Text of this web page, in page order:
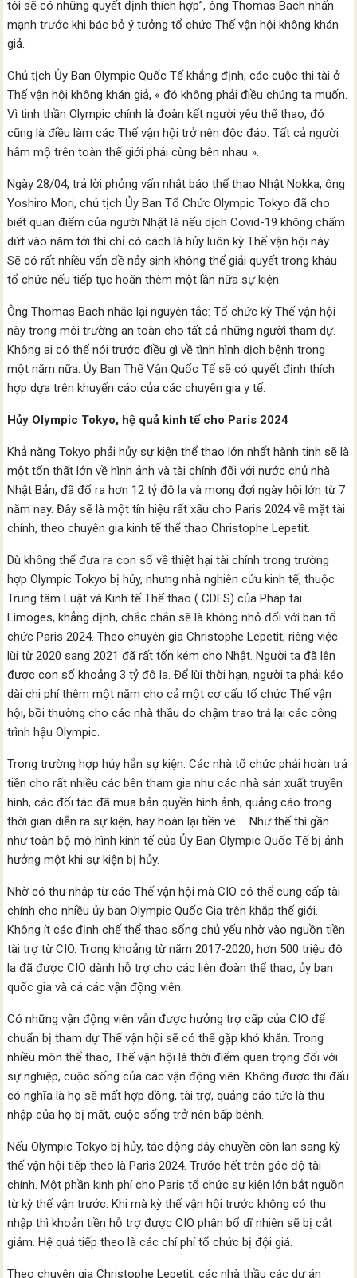
tôi sẽ có những quyết định thích hợp”, ông Thomas Bach nhấn
mạnh trước khi bác bỏ ý tưởng tổ chức Thế vận hội không khán
giả.
Chủ tịch Ủy Ban Olympic Quốc Tế khẳng định, các cuộc thi tài ở
Thế vận hội không khán giả, « đó không phải điều chúng ta muốn.
Vì tinh thần Olympic chính là đoàn kết người yêu thể thao, đó
cũng là điều làm các Thế vận hội trở nên độc đáo. Tất cả người
hâm mộ trên toàn thế giới phải cùng bên nhau ».
Ngày 28/04, trả lời phỏng vấn nhật báo thể thao Nhật Nokka, ông
Yoshiro Mori, chủ tịch Ủy Ban Tổ Chức Olympic Tokyo đã cho
biết quan điểm của người Nhật là nếu dịch Covid-19 không chấm
dứt vào năm tới thì chỉ có cách là hủy luôn kỳ Thế vận hội này.
Sẽ có rất nhiều vấn đề nảy sinh không thể giải quyết trong khâu
tổ chức nếu tiếp tục hoãn thêm một lần nữa sự kiện.
Ông Thomas Bach nhắc lại nguyên tắc: Tổ chức kỳ Thế vận hội
này trong môi trường an toàn cho tất cả những người tham dự.
Không ai có thể nói trước điều gì về tình hình dịch bệnh trong
một năm nữa. Ủy Ban Thế Vận Quốc Tế sẽ có quyết định thích
hợp dựa trên khuyến cáo của các chuyên gia y tế.
Hủy Olympic Tokyo, hệ quả kinh tế cho Paris 2024
Khả năng Tokyo phải hủy sự kiện thể thao lớn nhất hành tinh sẽ là
một tổn thất lớn về hình ảnh và tài chính đối với nước chủ nhà
Nhật Bản, đã đổ ra hơn 12 tỷ đô la và mong đợi ngày hội lớn từ 7
năm nay. Đây sẽ là một tín hiệu rất xấu cho Paris 2024 về mặt tài
chính, theo chuyên gia kinh tế thể thao Christophe Lepetit.
Dù không thể đưa ra con số về thiệt hại tài chính trong trường
hợp Olympic Tokyo bị hủy, nhưng nhà nghiên cứu kinh tế, thuộc
Trung tâm Luật và Kinh tế Thể thao ( CDES) của Pháp tại
Limoges, khẳng định, chắc chắn sẽ là không nhỏ đối với ban tổ
chức Paris 2024. Theo chuyên gia Christophe Lepetit, riêng việc
lùi từ 2020 sang 2021 đã rất tốn kém cho Nhật. Người ta đã lên
được con số khoảng 3 tỷ đô la. Để lùi thời hạn, người ta phải kéo
dài chi phí thêm một năm cho cả một cơ cấu tổ chức Thế vận
hội, bồi thường cho các nhà thầu do chậm trao trả lại các công
trình hậu Olympic.
Trong trường hợp hủy hẳn sự kiện. Các nhà tổ chức phải hoàn trả
tiền cho rất nhiều các bên tham gia như các nhà sản xuất truyền
hình, các đối tác đã mua bản quyền hình ảnh, quảng cáo trong
thời gian diễn ra sự kiện, hay hoàn lại tiền vé … Như thế thì gần
như toàn bộ mô hình kinh tế của Ủy Ban Olympic Quốc Tế bị ảnh
hưởng một khi sự kiện bị hủy.
Nhờ có thu nhập từ các Thế vận hội mà CIO có thể cung cấp tài
chính cho nhiều ủy ban Olympic Quốc Gia trên khắp thế giới.
Không ít các định chế thể thao sống chủ yếu nhờ vào nguồn tiền
tài trợ từ CIO. Trong khoảng từ năm 2017-2020, hơn 500 triệu đô
la đã được CIO dành hỗ trợ cho các liên đoàn thể thao, ủy ban
quốc gia và cả các vận động viên.
Có những vận động viên vẫn được hưởng trợ cấp của CIO để
chuẩn bị tham dự Thế vận hội sẽ có thể gặp khó khăn. Trong
nhiều môn thể thao, Thế vận hội là thời điểm quan trọng đối với
sự nghiệp, cuộc sống của các vận động viên. Không được thi đấu
có nghĩa là họ sẽ mất hợp đồng, tài trợ, quảng cáo tức là thu
nhập của họ bị mất, cuộc sống trở nên bấp bênh.
Nếu Olympic Tokyo bị hủy, tác động dây chuyền còn lan sang kỳ
thế vận hội tiếp theo là Paris 2024. Trước hết trên góc độ tài
chính. Một phần kinh phí cho Paris tổ chức sự kiện lớn bắt nguồn
từ kỳ thế vận trước. Khi mà kỳ thế vận hội trước không có thu
nhập thì khoản tiền hỗ trợ được CIO phân bổ dĩ nhiên sẽ bị cắt
giảm. Hệ quả tiếp theo là các chí phí tổ chức bị đội giá.
Theo chuyên gia Christophe Lepetit, các nhà thầu các dự án